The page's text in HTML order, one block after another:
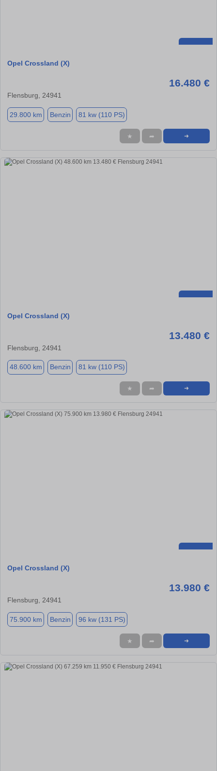
Opel Crossland (X)
16.480 €
Flensburg, 24941
29.800 km Benzin 81 kw (110 PS)
★ ➦ ➜
Opel Crossland (X)
13.480 €
Flensburg, 24941
48.600 km Benzin 81 kw (110 PS)
★ ➦ ➜
Opel Crossland (X)
13.980 €
Flensburg, 24941
75.900 km Benzin 96 kw (131 PS)
★ ➦ ➜